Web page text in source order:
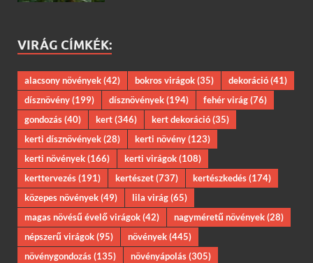
VIRÁG CÍMKÉK:
alacsony növények(42) bokros virágok(35) dekoráció(41)
dísznövény(199) dísznövények(194) fehér virág(76)
gondozás(40) kert(346) kert dekoráció(35)
kerti dísznövények(28) kerti növény(123)
kerti növények(166) kerti virágok(108)
kerttervezés(191) kertészet(737) kertészkedés(174)
közepes növények(49) lila virág(65)
magas növésű évelő virágok(42) nagyméretű növények(28)
népszerű virágok(95) növények(445)
növénygondozás(135) növényápolás(305)